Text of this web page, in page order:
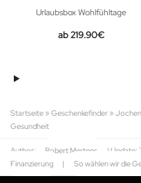
Urlaubsbox Wohlfühltage
219.90€
Startseite » Geschenkefinder » Jochen
Gesundheit
Author: Robert Mertens | Update:
Finanzierung
| So wählen wir die